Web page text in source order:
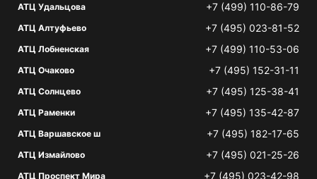
АТЦ Удальцова +7 (499) 110-86-79
АТЦ Алтуфьево +7 (495) 023-81-52
АТЦ Лобненская +7 (499) 110-53-06
АТЦ Очаково +7 (495) 152-31-11
АТЦ Солнцево +7 (495) 125-38-41
АТЦ Раменки +7 (495) 135-42-87
АТЦ Варшавское ш +7 (495) 182-17-65
АТЦ Измайлово +7 (495) 021-25-26
АТЦ Проспект Мира +7 (495) 023-42-98